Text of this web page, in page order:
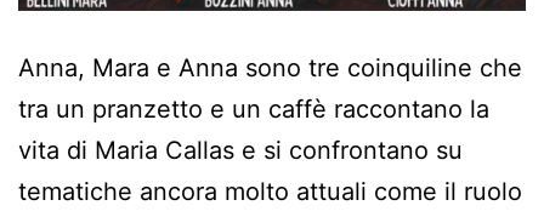
Anna, Mara e Anna sono tre coinquiline che
tra un pranzetto e un caffè raccontano la
vita di Maria Callas e si confrontano su
tematiche ancora molto attuali come il ruolo